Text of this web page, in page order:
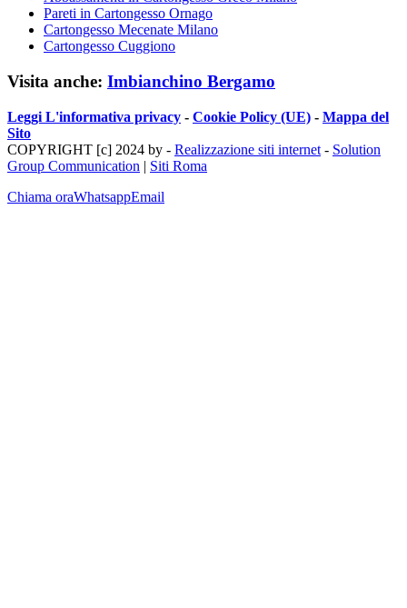
Pareti in Cartongesso Ornago
Cartongesso Mecenate Milano
Cartongesso Cuggiono
Visita anche: Imbianchino Bergamo
Leggi L'informativa privacy - Cookie Policy (UE) - Mappa del
Sito
COPYRIGHT [c] 2024 by - Realizzazione siti internet - Solution
Group Communication | Siti Roma
Chiama oraWhatsappEmail